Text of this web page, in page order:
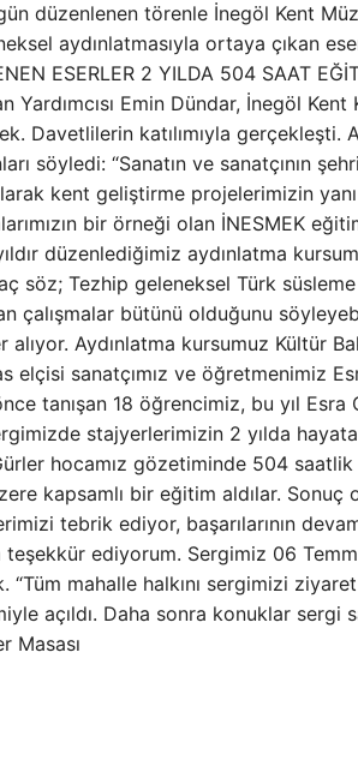
düzenlenen törenle İnegöl Kent
aydınlatmasıyla ortaya çıkan
ESERLER 2 YILDA 504 SAAT
Yardımcısı Emin Dündar, İnegöl
Davetlilerin katılımıyla gerçekleşti.
söyledi: “Sanatın ve sanatçının
kent geliştirme projelerimizin
bir örneği olan İNESMEK
düzenlediğimiz aydınlatma
söz; Tezhip geleneksel Türk süsleme
çalışmalar bütünü olduğunu
alıyor. Aydınlatma kursumuz Kültür
elçisi sanatçımız ve öğretmenimiz
tanışan 18 öğrencimiz, bu yıl
sergimizde stajyerlerimizin 2 yılda
hocamız gözetiminde 504
kapsamlı bir eğitim aldılar.
tebrik ediyor, başarılarının
teşekkür ediyorum. Sergimiz 06
mahalle halkını sergimizi
açıldı. Daha sonra konuklar
Masası